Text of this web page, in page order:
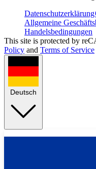
Datenschutzerklärung
Allgemeine
Handelsbedingungen
This site is protected by
Policy and Terms of Service
Deutsch